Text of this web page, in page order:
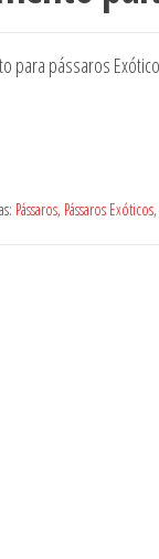
para pássaros
Pássaros, Pássaros Exóticos,